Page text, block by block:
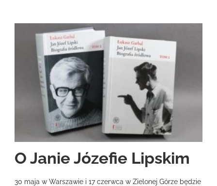
O Janie Józefie Lipskim
30 maja w Warszawie i 17 czerwca w Zielonej Górze będzie